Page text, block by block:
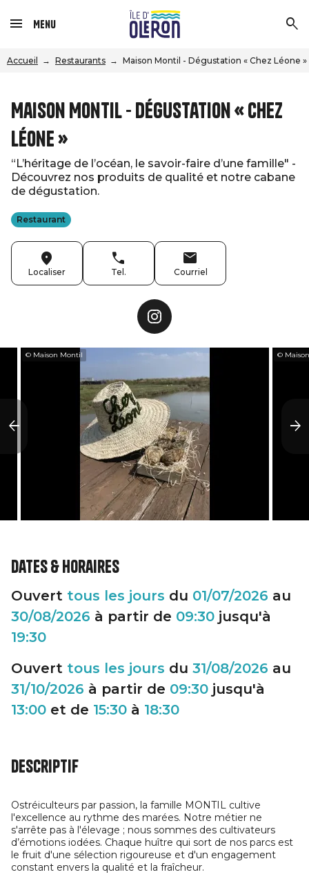
Menu
Accueil Restaurants Maison Montil - Dégustation « Chez Léone »
Maison Montil - Dégustation « Chez
Léone »
“L’héritage de l’océan, le savoir-faire d’une famille" -
Découvrez nos produits de qualité et notre cabane
de dégustation.
Restaurant
Localiser Tel. Courriel
© Maison Montil ©
Dates & horaires
Ouvert tous les jours du 01/07/2026 au
30/08/2026 à partir de 09:30 jusqu'à
19:30
Ouvert tous les jours du 31/08/2026 au
31/10/2026 à partir de 09:30 jusqu'à
13:00 et de 15:30 à 18:30
Descriptif
Ostréiculteurs par passion, la famille MONTIL cultive
l'excellence au rythme des marées. Notre métier ne
s'arrête pas à l'élevage ; nous sommes des cultivateurs
d’émotions iodées. Chaque huître qui sort de nos parcs est
le fruit d'une sélection rigoureuse et d'un engagement
constant envers la qualité et la fraîcheur.